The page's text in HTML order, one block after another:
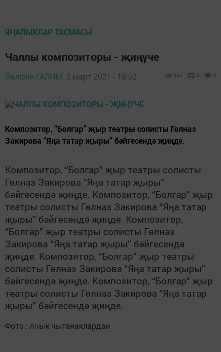
ЯҢАЛЫКЛАР ТАСМАСЫ
Чаллы композиторы - җиңүче
Зөлфия ГАЛИМ, 3 март 2021 - 13:52 684 0 0
Композитор, “Болгар” җыр театры солисты Гөлназ
Закирова “Яңа татар җыры” бәйгесендә җиңде.
Композитор, “Болгар” җыр театры солисты
Гөлназ Закирова “Яңа татар җыры”
бәйгесендә җиңде. Композитор, “Болгар” җыр
театры солисты Гөлназ Закирова “Яңа татар
җыры” бәйгесендә җиңде. Композитор,
“Болгар” җыр театры солисты Гөлназ
Закирова “Яңа татар җыры” бәйгесендә
җиңде. Композитор, “Болгар” җыр театры
солисты Гөлназ Закирова “Яңа татар җыры”
бәйгесендә җиңде. Композитор, “Болгар” җыр
театры солисты Гөлназ Закирова “Яңа татар
җыры” бәйгесендә җиңде.
Фото : Ачык чыганаклардан